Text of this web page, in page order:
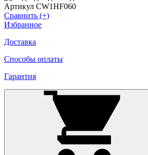
Артикул CW1HF060
Сравнить (+)
Избранное
Доставка
Способы оплаты
Гарантия